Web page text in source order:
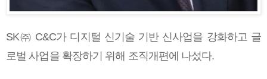
SK㈜ C&C가 디지털 신기술 기반 신사업을 강화하고 글
로벌 사업을 확장하기 위해 조직개편에 나섰다.